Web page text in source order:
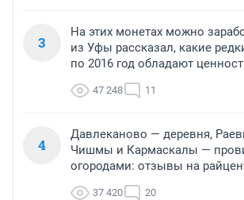
3
На этих монетах можно
из Уфы рассказал, какие
по 2016 год обладают
47 248 11
4
Давлеканово — деревня,
Чишмы и Кармаскалы —
огородами: отзывы на
37 420 20